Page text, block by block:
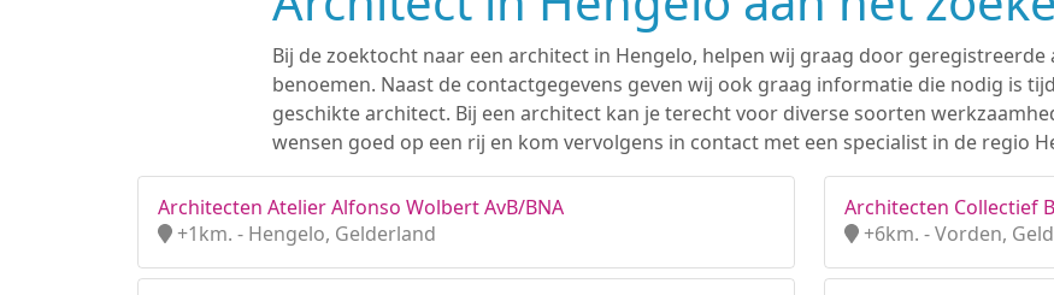
Bij de zoektocht naar een architect in Hengelo, helpen wij graag door
benoemen. Naast de contactgegevens geven wij ook graag informatie die nodig is
geschikte architect. Bij een architect kan je terecht voor diverse soorten
wensen goed op een rij en kom vervolgens in contact met een specialist in de regio
Architecten Atelier Alfonso Wolbert AvB/BNA
+1km. - Hengelo, Gelderland
Architecten Collectief
+6km. - Vorden,